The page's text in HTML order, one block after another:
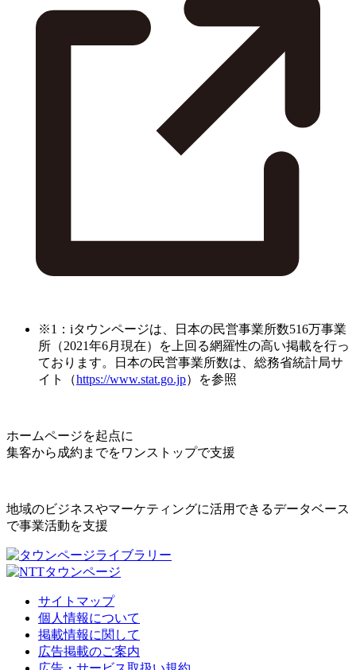
※1：iタウンページは、日本の民営事業所数516万事業
所（2021年6月現在）を上回る網羅性の高い掲載を行っ
ております。日本の民営事業所数は、総務省統計局サ
イト（https://www.stat.go.jp）を参照
ホームページを起点に
集客から成約までをワンストップで支援
地域のビジネスやマーケティングに活用できるデータベース
で事業活動を支援
サイトマップ
個人情報について
掲載情報に関して
広告掲載のご案内